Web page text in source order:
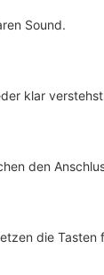
Sound.
klar
den
die Tasten